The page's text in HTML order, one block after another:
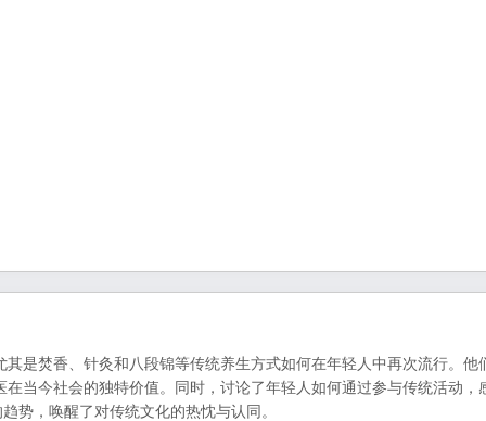
是焚香、针灸和八段锦等传统养生方式如何在年轻人中再次流行。他
当今社会的独特价值。同时，讨论了年轻人如何通过参与传统活动，
势，唤醒了对传统文化的热忱与认同。